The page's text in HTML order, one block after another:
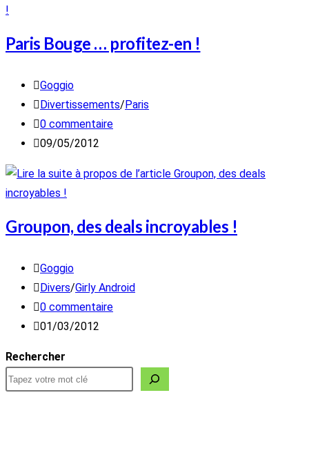
Paris Bouge … profitez-en !
Auteur/autrice
de
la
publication :
Goggio
Post
category:
Divertissements/ Paris
Commentaires
de
publication :
0 commentaire
Publication
09/05/2012
Groupon, des deals incroyables !
Auteur/autrice
de
la
publication :
Goggio
Post
category:
Divers/Girly Android
Commentaires
de
publication :
0 commentaire
Publication
01/03/2012
Rechercher